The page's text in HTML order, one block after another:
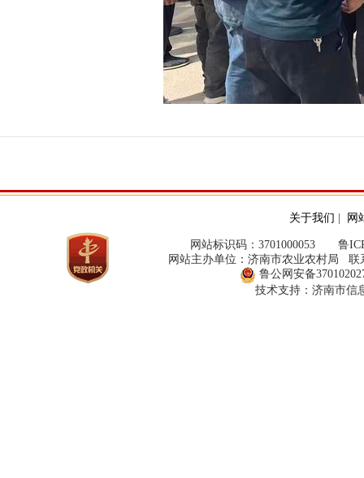
关于我们 网
网站标识码：3701000053 鲁
网站主办单位：济南市农业农村局 联
鲁公网安备
技术支持：济南市信